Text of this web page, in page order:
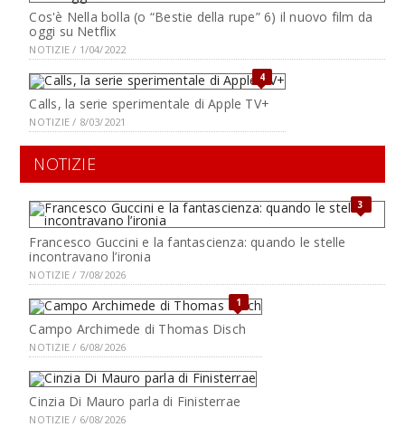
Cos'è Nella bolla (o “Bestie della rupe” 6) il nuovo film da
oggi su Netflix
NOTIZIE / 1/04/2022
4
Calls, la serie sperimentale di Apple TV+
NOTIZIE / 8/03/2021
NOTIZIE
3
Francesco Guccini e la fantascienza: quando le stelle
incontravano l’ironia
NOTIZIE / 7/08/2026
1
Campo Archimede di Thomas Disch
NOTIZIE / 6/08/2026
Cinzia Di Mauro parla di Finisterrae
NOTIZIE / 6/08/2026